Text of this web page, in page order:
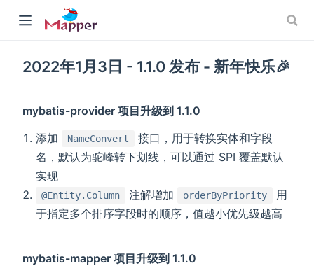
2022年1月3日 - 1.1.0 发布 - 新年快乐🎉
mybatis-provider 项目升级到 1.1.0
添加
NameConvert
接口，用于转换实体和字段
名，默认为驼峰转下划线，可以通过 SPI 覆盖默认
实现
@Entity.Column 注解增加 orderByPriority
用
于指定多个排序字段时的顺序，值越小优先级越高
mybatis-mapper 项目升级到 1.1.0